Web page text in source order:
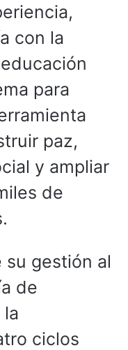
con la
para
paz,
y ampliar
de
su gestión al
de
ciclos